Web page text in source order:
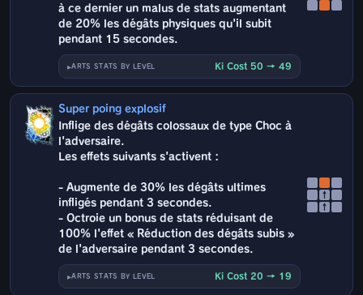
à ce dernier un malus de stats augmentant
de 20% les dégâts physiques qu'il subit
pendant 15 secondes.
ARTS STATS BY LEVEL Ki Cost 50 → 49
Super poing explosif
Inflige des dégâts colossaux de type Choc à
l'adversaire.
Les effets suivants s'activent :
- Augmente de 30% les dégâts ultimes
infligés pendant 3 secondes.
- Octroie un bonus de stats réduisant de
100% l'effet « Réduction des dégâts subis »
de l'adversaire pendant 3 secondes.
ARTS STATS BY LEVEL Ki Cost 20 → 19
↑
↑